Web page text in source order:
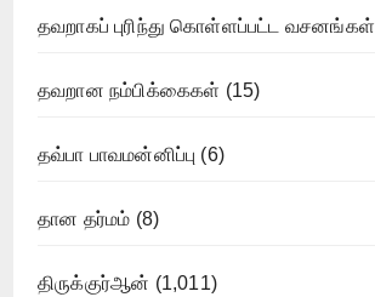
தவறாகப் புரிந்து கொள்ளப்பட்ட வசனங்கள்
தவறான நம்பிக்கைகள் (15)
தவ்பா பாவமன்னிப்பு (6)
தான தர்மம் (8)
திருக்குர்ஆன் (1,011)